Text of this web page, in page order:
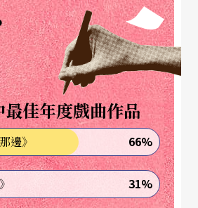
廠房拍內景。廠景開拍前，我
肺），回去的路上，我才開始
的是三師會審：藝員部經理、
顯示問題非常嚴重，亦標誌著
控的員工。
，明仔坐在我身旁，問我發生
一五一十告訴他會見高層的
佳年度戲曲作品
邊》 66%
31%